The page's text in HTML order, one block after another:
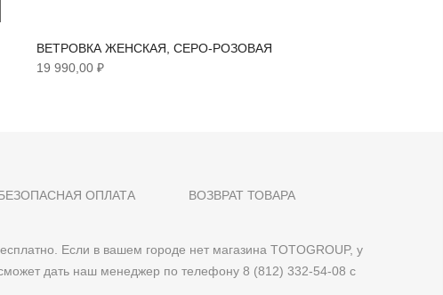
ВЕТРОВКА ЖЕНСКАЯ, СЕРО-РОЗОВАЯ
19 990,00 ₽
Если в вашем городе нет магазина TOTOGROUP, у
дать наш менеджер по телефону 8 (812) 332-54-08 с
ОПЛАТА ВОЗВРАТ ТОВАРА